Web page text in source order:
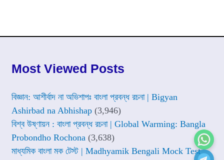
Most Viewed Posts
বিজ্ঞান: আশীর্বাদ না অভিশাপঃ বাংলা প্রবন্ধ রচনা | Bigyan
Ashirbad na Abhishap (3,946)
বিশ্ব উষ্ণায়ন : বাংলা প্রবন্ধ রচনা | Global Warming: Bangla
Probondho Rochona (3,638)
মাধ্যমিক বাংলা মক টেস্ট | Madhyamik Bengali Mock Test